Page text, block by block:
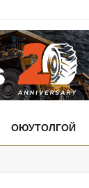
ОЮУТОЛГОЙ